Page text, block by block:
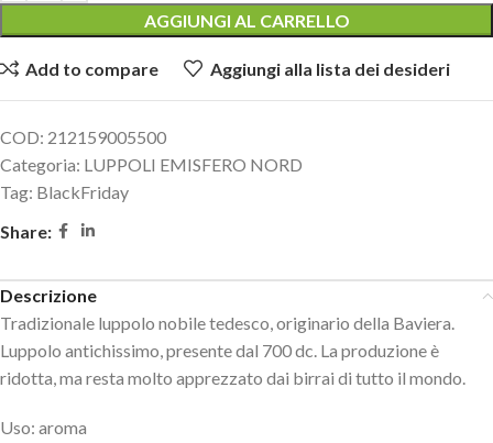
AGGIUNGI AL CARRELLO
Add to compare Aggiungi alla lista dei desideri
COD: 212159005500
Categoria: LUPPOLI EMISFERO NORD
Tag: BlackFriday
Share:
Descrizione
Tradizionale luppolo nobile tedesco, originario della Baviera.
Luppolo antichissimo, presente dal 700 dc. La produzione è
ridotta, ma resta molto apprezzato dai birrai di tutto il mondo.
Uso: aroma